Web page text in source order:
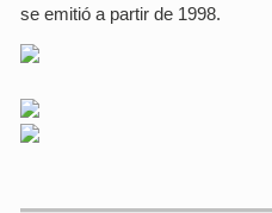
se emitió a partir de 1998.